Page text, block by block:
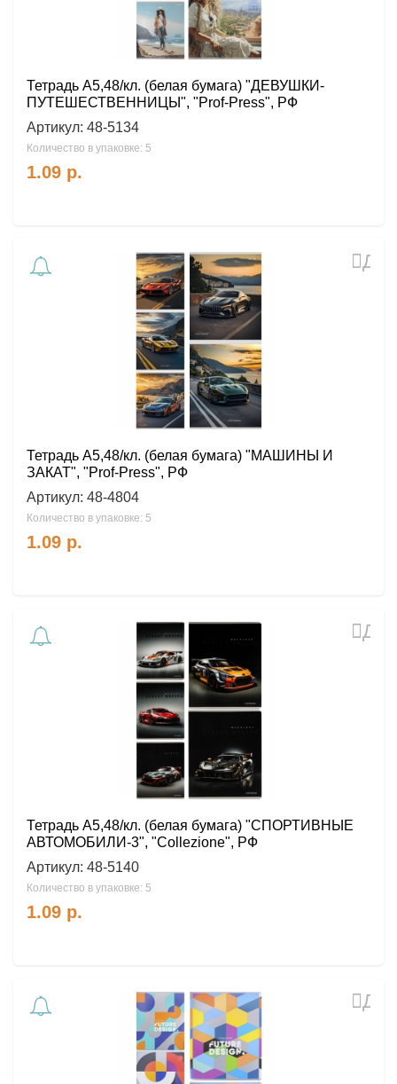
Тетрадь А5,48/кл. (белая бумага) "ДЕВУШКИ-
ПУТЕШЕСТВЕННИЦЫ", "Prof-Press", РФ
Артикул: 48-5134
Количество в упаковке: 5
1.09 р.
Тетрадь А5,48/кл. (белая бумага) "МАШИНЫ И
ЗАКАТ", "Prof-Press", РФ
Артикул: 48-4804
Количество в упаковке: 5
1.09 р.
Тетрадь А5,48/кл. (белая бумага) "СПОРТИВНЫЕ
АВТОМОБИЛИ-3", "Collezione", РФ
Артикул: 48-5140
Количество в упаковке: 5
1.09 р.